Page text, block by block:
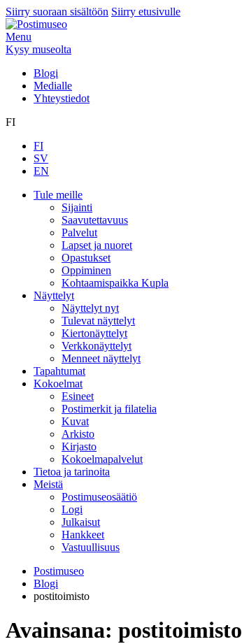
Siirry suoraan sisältöön Siirry etusivulle
Menu
Kysy museolta
Blogi
Medialle
Yhteystiedot
FI
FI
SV
EN
Tule meille
Sijainti
Saavutettavuus
Palvelut
Lapset ja nuoret
Opastukset
Oppiminen
Kohtaamispaikka Kupla
Näyttelyt
Näyttelyt nyt
Tulevat näyttelyt
Kiertonäyttelyt
Verkkonäyttelyt
Menneet näyttelyt
Tapahtumat
Kokoelmat
Esineet
Postimerkit ja filatelia
Kuvat
Arkisto
Kirjasto
Kokoelmapalvelut
Tietoa ja tarinoita
Meistä
Postimuseosäätiö
Logi
Julkaisut
Hankkeet
Vastuullisuus
Postimuseo
Blogi
postitoimisto
Avainsana: postitoimisto